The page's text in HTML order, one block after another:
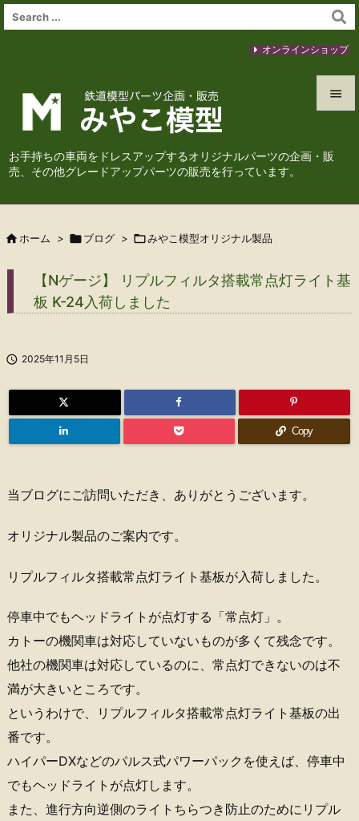
お手持ちの車両をドレスアップするオリジナルパーツの企画・販
売、その他グレードアップパーツの販売を行っています。




オンラインショップ
 ホーム > ブログ > みやこ模型オリジナル製品
【Nゲージ】 リプルフィルタ搭載常点灯ライト基
板 K-24入荷しました
 2025年11月5日
Copy
当ブログにご訪問いただき、ありがとうございます。
オリジナル製品のご案内です。
リプルフィルタ搭載常点灯ライト基板が入荷しました。
停車中でもヘッドライトが点灯する「常点灯」。
カトーの機関車は対応していないものが多くて残念です。
他社の機関車は対応しているのに、常点灯できないのは不
満が大きいところです。
というわけで、リプルフィルタ搭載常点灯ライト基板の出
番です。
ハイパーDXなどのパルス式パワーパックを使えば、停車中
でもヘッドライトが点灯します。
また、進行方向逆側のライトちらつき防止のためにリプル